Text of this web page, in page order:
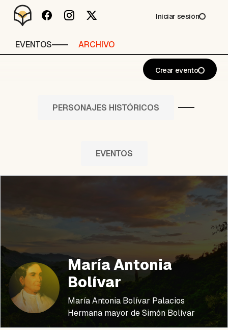
EVENTOS ARCHIVO
Iniciar sesión
Crear evento
PERSONAJES HISTÓRICOS
EVENTOS
María Antonia
Bolívar
María Antonia Bolívar Palacios
Hermana mayor de Simón Bolívar